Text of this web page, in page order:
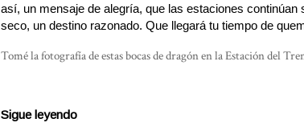
así, un mensaje de alegría, que las estaciones
seco, un destino razonado. Que llegará tu tiempo de
Tomé la fotografía de estas bocas de dragón en la Estación del
Sigue leyendo